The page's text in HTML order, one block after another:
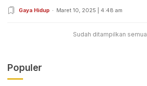
Gaya Hidup Maret 10, 2025 | 4:48 am
Sudah ditampilkan semua
Populer